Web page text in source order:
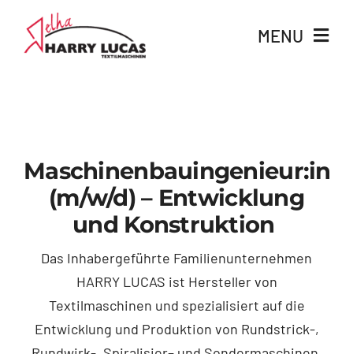
content
MENU
Services
Karriere
Maschinenbauingenieur:in
(m/w/d) – Entwicklung
und Konstruktion
Das Inhabergeführte Familienunternehmen
HARRY LUCAS ist Hersteller von
Textilmaschinen und spezialisiert auf die
Entwicklung und Produktion von Rundstrick-,